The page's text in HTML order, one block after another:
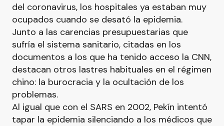
del coronavirus, los hospitales ya estaban muy
ocupados cuando se desató la epidemia.
Junto a las carencias presupuestarias que
sufría el sistema sanitario, citadas en los
documentos a los que ha tenido acceso la CNN,
destacan otros lastres habituales en el régimen
chino: la burocracia y la ocultación de los
problemas.
Al igual que con el SARS en 2002, Pekín intentó
tapar la epidemia silenciando a los médicos que